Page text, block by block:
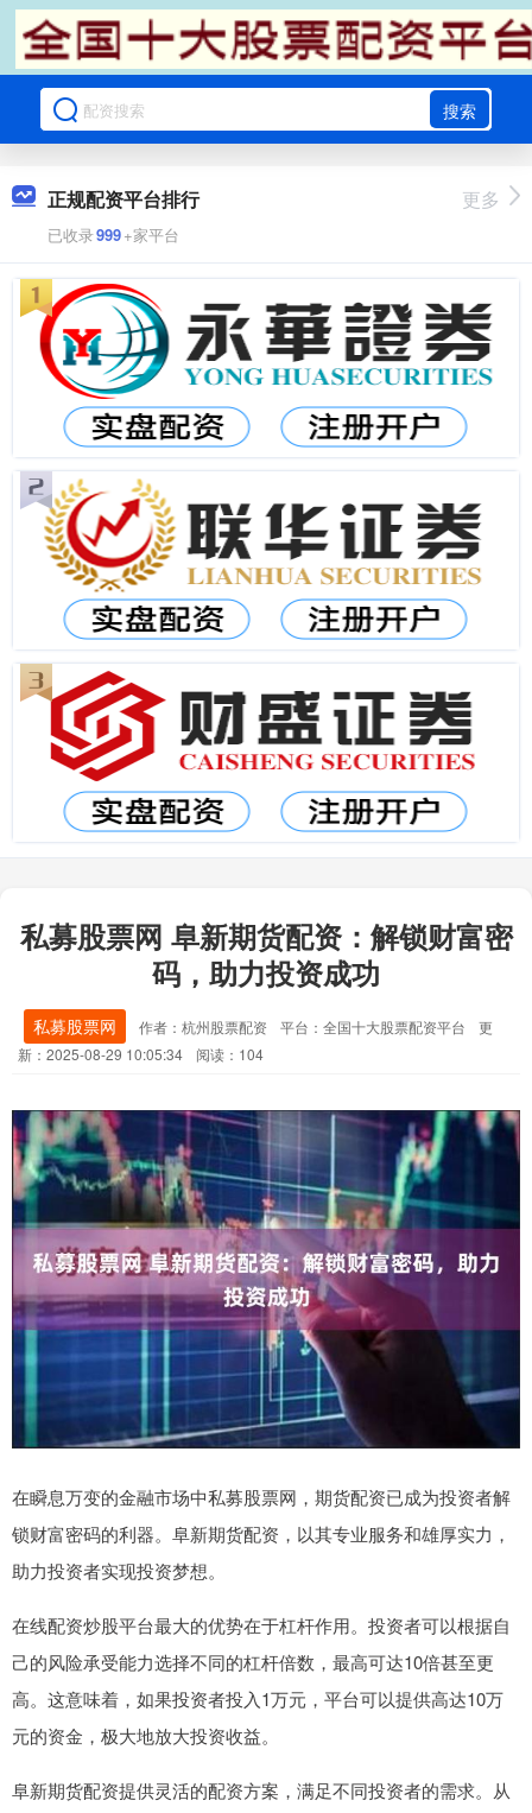
搜索
正规配资平台排行
已收录999+家平台
更多
私募股票网 阜新期货配资：解锁财富密
码，助力投资成功
私募股票网 作者：杭州股票配资 平台：全国十大股票配资平台
更
新：2025-08-29 10:05:34
阅读：104
在瞬息万变的金融市场中私募股票网，期货配资已成为投资者解
锁财富密码的利器。阜新期货配资，以其专业服务和雄厚实力，
助力投资者实现投资梦想。
在线配资炒股平台最大的优势在于杠杆作用。投资者可以根据自
己的风险承受能力选择不同的杠杆倍数，最高可达10倍甚至更
高。这意味着，如果投资者投入1万元，平台可以提供高达10万
元的资金，极大地放大投资收益。
阜新期货配资提供灵活的配资方案，满足不同投资者的需求。从